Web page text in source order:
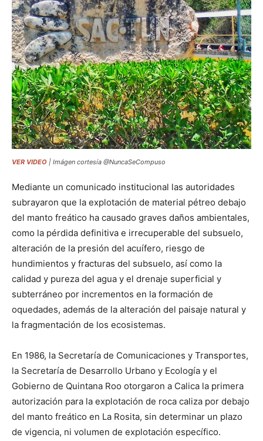
VER VIDEO | Imágen cortesía @NuncaSeCompuso
Mediante un comunicado institucional las autoridades
subrayaron que la explotación de material pétreo debajo
del manto freático ha causado graves daños ambientales,
como la pérdida definitiva e irrecuperable del subsuelo,
alteración de la presión del acuífero, riesgo de
hundimientos y fracturas del subsuelo, así como la
calidad y pureza del agua y el drenaje superficial y
subterráneo por incrementos en la formación de
oquedades, además de la alteración del paisaje natural y
la fragmentación de los ecosistemas.
En 1986, la Secretaría de Comunicaciones y Transportes,
la Secretaría de Desarrollo Urbano y Ecología y el
Gobierno de Quintana Roo otorgaron a Calica la primera
autorización para la explotación de roca caliza por debajo
del manto freático en La Rosita, sin determinar un plazo
de vigencia, ni volumen de explotación específico.